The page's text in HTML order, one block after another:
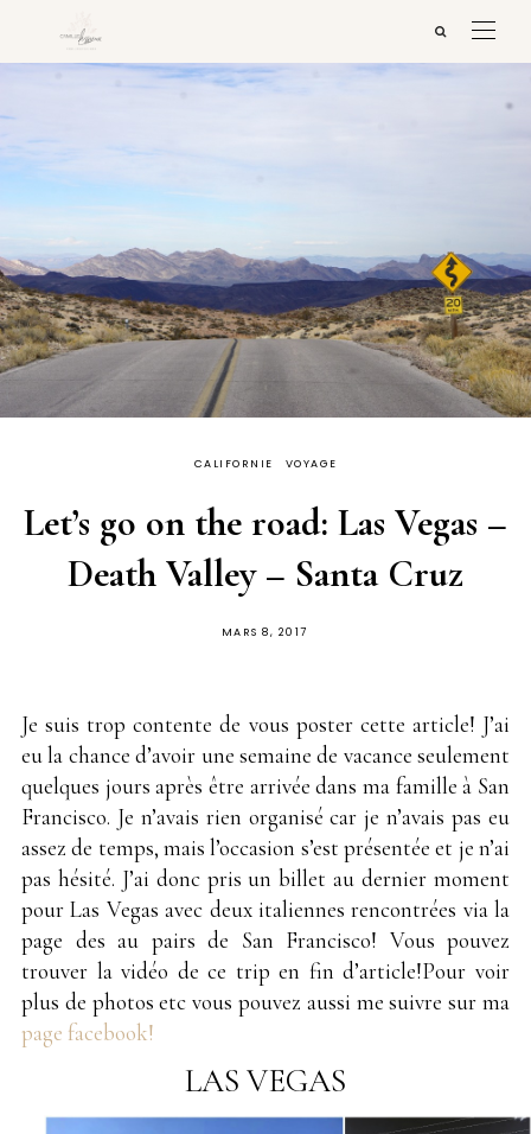
CALIFORNIE VOYAGE
Let’s go on the road: Las Vegas –
Death Valley – Santa Cruz
PUBLIÉ
MARS 8, 2017
Je suis trop contente de vous poster cette article! J’ai
eu la chance d’avoir une semaine de vacance seulement
quelques jours après être arrivée dans ma famille à San
Francisco. Je n’avais rien organisé car je n’avais pas eu
assez de temps, mais l’occasion s’est présentée et je n’ai
pas hésité. J’ai donc pris un billet au dernier moment
pour Las Vegas avec deux italiennes rencontrées via la
page des au pairs de San Francisco! Vous pouvez
trouver la vidéo de ce trip en fin d’article!Pour voir
plus de photos etc vous pouvez aussi me suivre sur ma
page facebook!
LAS VEGAS